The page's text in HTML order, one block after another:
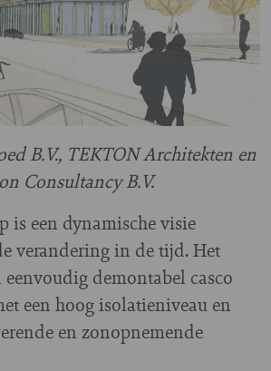
B.V., TEKTON Architekten en
Consultancy B.V.
is een dynamische visie
verandering in de tijd. Het
eenvoudig demontabel casco
een hoog isolatieniveau en
en zonopnemende